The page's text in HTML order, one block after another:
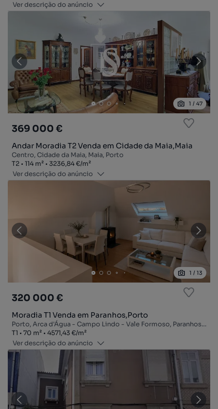
Ver descrição do anúncio
1 / 47
369 000 €
Andar Moradia T2 Venda em Cidade da Maia,Maia
Centro, Cidade da Maia, Maia, Porto
Tipologia
T2
Zona114 m²
Preço por metro quadrado
3236,84 €/m²
Ver descrição do anúncio
1 / 13
320 000 €
Moradia T1 Venda em Paranhos,Porto
Porto, Arca d'Água - Campo Lindo - Vale Formoso, Paranhos, Porto, Porto
Tipologia
T1
Zona70 m²
Preço por metro quadrado
4571,43 €/m²
Ver descrição do anúncio